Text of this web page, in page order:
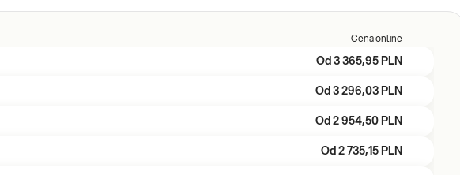
Cena online
Od 3 365,95 PLN
Od 3 296,03 PLN
Od 2 954,50 PLN
Od 2 735,15 PLN